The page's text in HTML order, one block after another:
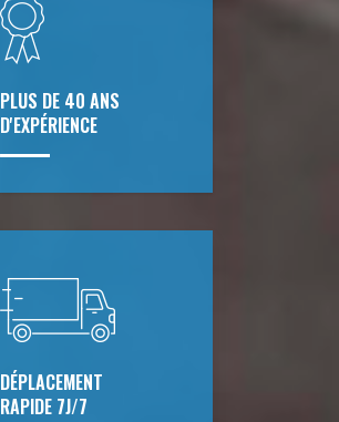
PLUS DE 40 ANS
D'EXPÉRIENCE
DÉPLACEMENT
RAPIDE 7J/7